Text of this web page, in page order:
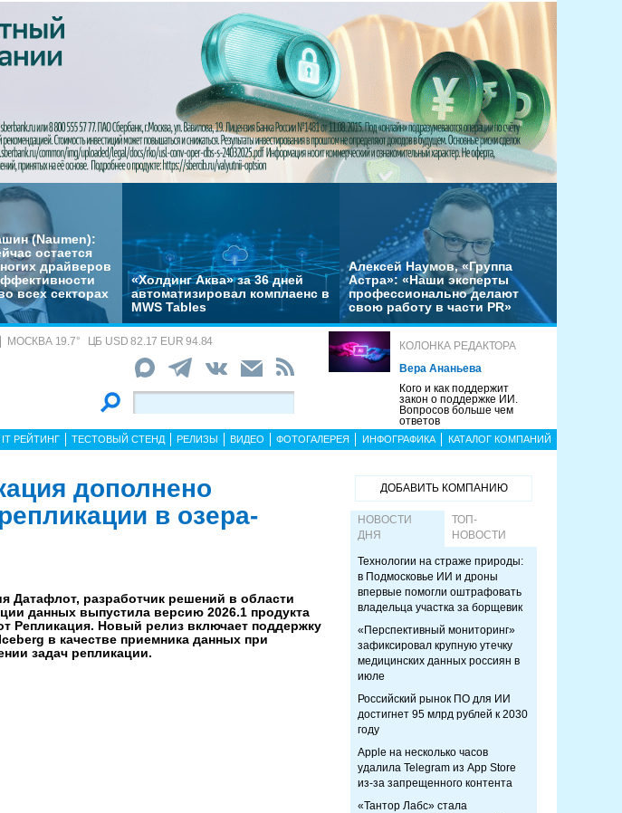
(Naumen):
остается
драйверов
всех секторах
«Холдинг Аква» за 36 дней
автоматизировал комплаенс в
MWS Tables
Алексей Наумов, «Группа
Астра»: «Наши эксперты
профессионально делают
свою работу в части PR»
МОСКВА 19.7° ЦБ USD 82.17 EUR 94.84
КОЛОНКА РЕДАКТОРА
Вера Ананьева
Кого и как поддержит
закон о поддержке ИИ.
Вопросов больше чем
ответов
IT РЕЙТИНГ ТЕСТОВЫЙ СТЕНД РЕЛИЗЫ ВИДЕО ФОТОГАЛЕРЕЯ ИНФОГРАФИКА КАТАЛОГ КОМПАНИЙ
дополнено
в озера-
Датафлот, разработчик решений в области
данных выпустила версию 2026.1 продукта
Репликация. Новый релиз включает поддержку
в качестве приемника данных при
задач репликации.
ДОБАВИТЬ КОМПАНИЮ
НОВОСТИ
ДНЯ
ТОП-
НОВОСТИ
Технологии на страже природы:
в Подмосковье ИИ и дроны
впервые помогли оштрафовать
владельца участка за борщевик
«Перспективный мониторинг»
зафиксировал крупную утечку
медицинских данных россиян в
июле
Российский рынок ПО для ИИ
достигнет 95 млрд рублей к 2030
году
Apple на несколько часов
удалила Telegram из App Store
из-за запрещенного контента
«Тантор Лабс» стала